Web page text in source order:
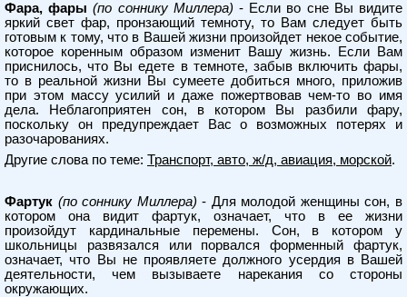
Фара, фары (по соннику Миллера) - Если во сне Вы видите
яркий свет фар, пронзающий темноту, то Вам следует быть
готовым к тому, что в Вашей жизни произойдет некое событие,
которое коренным образом изменит Вашу жизнь. Если Вам
приснилось, что Вы едете в темноте, забыв включить фары,
то в реальной жизни Вы сумеете добиться много, приложив
при этом массу усилий и даже пожертвовав чем-то во имя
дела. Неблагоприятен сон, в котором Вы разбили фару,
поскольку он предупреждает Вас о возможных потерях и
разочарованиях.
Другие слова по теме: Транспорт, авто, ж/д, авиация, морской.
Фартук (по соннику Миллера) - Для молодой женщины сон, в
котором она видит фартук, означает, что в ее жизни
произойдут кардинальные перемены. Сон, в котором у
школьницы развязался или порвался форменный фартук,
означает, что Вы не проявляете должного усердия в Вашей
деятельности, чем вызываете нарекания со стороны
окружающих.